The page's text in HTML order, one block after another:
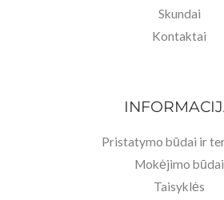
Skundai
Kontaktai
Pristatymo būdai ir
Mokėjimo būdai
Taisyklės